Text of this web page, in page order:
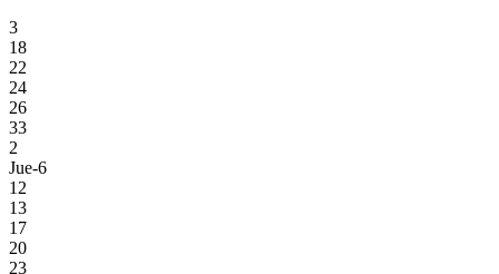
3
18
22
24
26
33
2
Jue-6
12
13
17
20
23